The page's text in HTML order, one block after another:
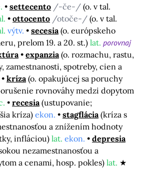
settecento /-če-/ (o. v tal.
ottocento /otoče-/ (o. v tal.
výtv. secesia (o. európskeho
prelom 19. a 20. st.) lat. porovnaj
expanzia (o. rozmachu, rastu,
zamestnanosti, spotreby, cien a
kríza (o. opakujúcej sa poruchy
rovnováhy medzi dopytom
recesia (ustupovanie;
kríza)ekon. stagflácia (kríza s
a znížením hodnoty
infláciou) lat. ekon.
depresia
nezamestnanosťou a
a cenami, hosp. pokles) lat.